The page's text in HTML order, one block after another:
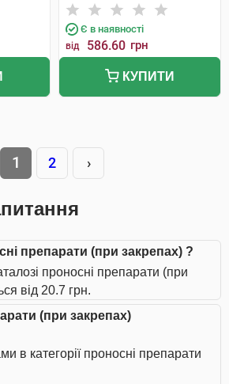
Є в наявності
від 586.60 грн
КУПИТИ
1 2 ›
препарати (при закрепах) ?
проносні препарати (при
від 20.7 грн.
(при закрепах)
в категорії проносні препарати